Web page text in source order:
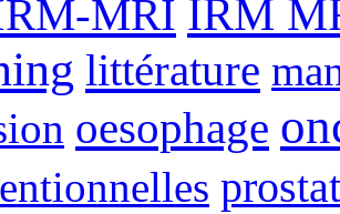
MRI IRM
littérature
oesophage